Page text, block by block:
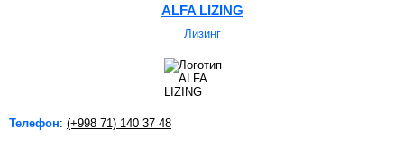
ALFA LIZING
Лизинг
Телефон: (+998 71) 140 37 48